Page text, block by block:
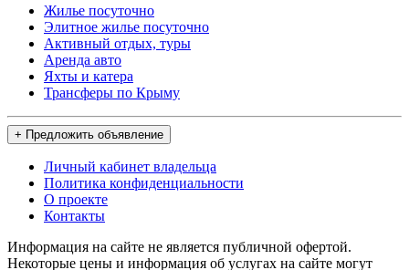
Жилье посуточно
Элитное жилье посуточно
Активный отдых, туры
Аренда авто
Яхты и катера
Трансферы по Крыму
+ Предложить объявление
Личный кабинет владельца
Политика конфиденциальности
О проекте
Контакты
Информация на сайте не является публичной офертой.
Некоторые цены и информация об услугах на сайте могут